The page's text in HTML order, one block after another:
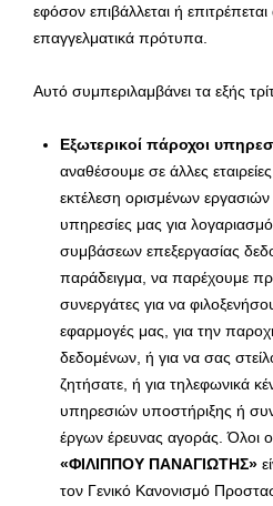
εφόσον επιβάλλεται ή
επαγγελματικά πρότυπα.
Αυτό συμπεριλαμβάνει τα εξής
Εξωτερικοί πάροχοι
αναθέσουμε σε άλλες
εκτέλεση ορισμένων
υπηρεσίες μας για
συμβάσεων επεξεργασίας
παράδειγμα, να παρέχουμε
συνεργάτες για να
εφαρμογές μας, για την
δεδομένων, ή για να σας
ζητήσατε, ή για τηλεφωνικά
υπηρεσιών υποστήριξης ή
έργων έρευνας αγοράς. Όλοι
«ΦΙΛΙΠΠΟΥ ΠΑΝΑΓΙΩΤΗΣ»
τον Γενικό Κανονισμό